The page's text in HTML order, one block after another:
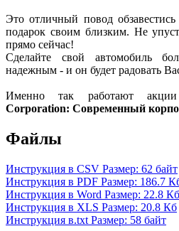
Это отличный повод
подарок своим близким. Не
прямо сейчас!
Сделайте свой автомобиль
надежным - и он будет радовать
Именно так работают
Corporation: Современный
Файлы
Инструкция в CSV Размер: 62 байт
Инструкция в PDF Размер: 186.7
Инструкция в Word Размер: 22.8 Кб
Инструкция в XLS Размер: 20.8 Кб
Инструкция в.txt Размер: 58 байт